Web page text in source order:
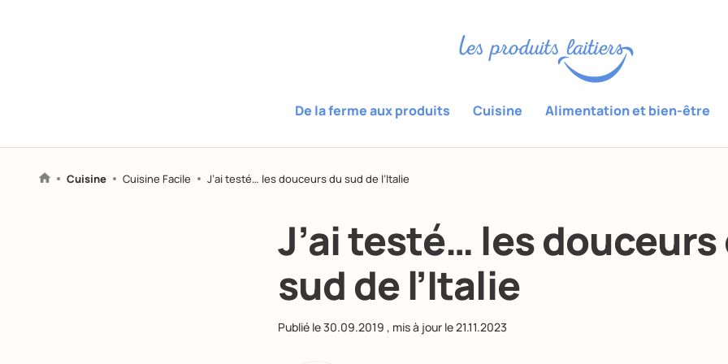
De la ferme aux produits Cuisine Alimentation et bien-être
Cuisine Cuisine Facile J’ai testé… les douceurs du sud de l’Italie
J’ai testé… les douceurs
sud de l’Italie
Publié le30.09.2019 , mis à jour le21.11.2023